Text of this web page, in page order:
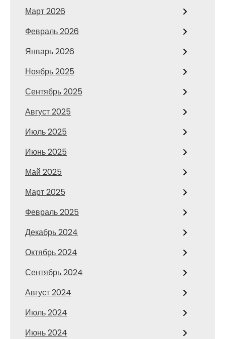
Март 2026
Февраль 2026
Январь 2026
Ноябрь 2025
Сентябрь 2025
Август 2025
Июль 2025
Июнь 2025
Май 2025
Март 2025
Февраль 2025
Декабрь 2024
Октябрь 2024
Сентябрь 2024
Август 2024
Июль 2024
Июнь 2024